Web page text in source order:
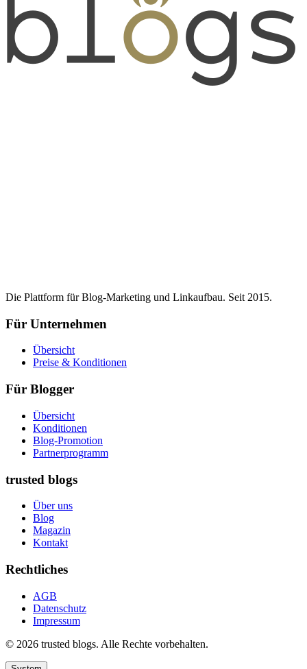
Die Plattform für Blog-Marketing und Linkaufbau. Seit 2015.
Für Unternehmen
Übersicht
Preise & Konditionen
Für Blogger
Übersicht
Konditionen
Blog-Promotion
Partnerprogramm
trusted blogs
Über uns
Blog
Magazin
Kontakt
Rechtliches
AGB
Datenschutz
Impressum
© 2026 trusted blogs. Alle Rechte vorbehalten.